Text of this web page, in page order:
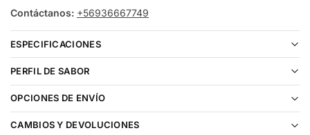
Contáctanos: +56936667749
ESPECIFICACIONES
PERFIL DE SABOR
OPCIONES DE ENVÍO
CAMBIOS Y DEVOLUCIONES